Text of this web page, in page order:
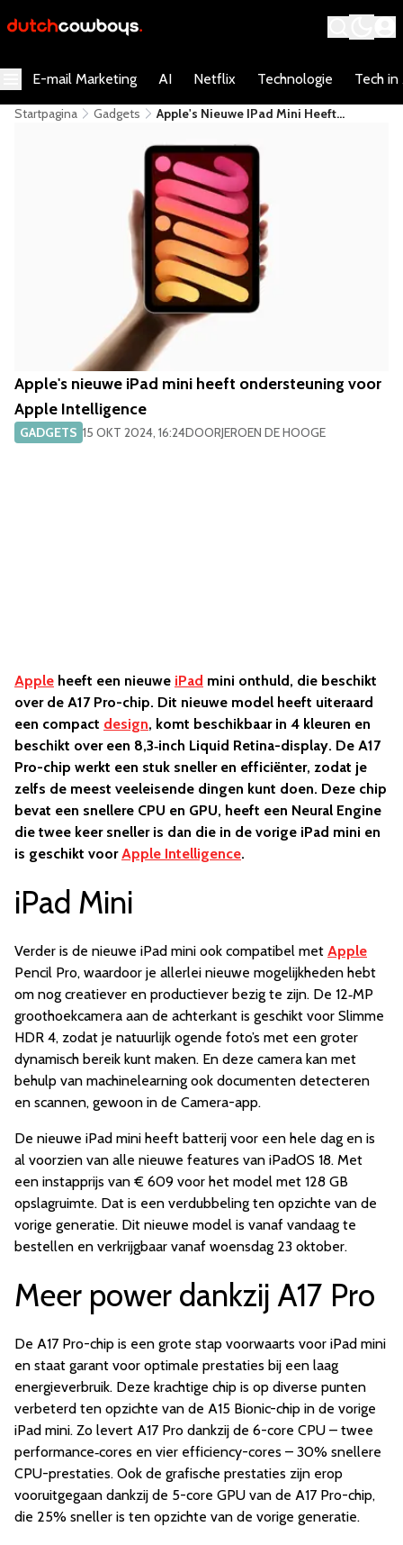
E-mail Marketing AI Netflix Technologie Tech in
Startpagina Gadgets
Apple's Nieuwe IPad Mini Heeft
Apple's nieuwe iPad mini heeft ondersteuning voor
Apple Intelligence
GADGETS 15 OKT 2024, 16:24DOORJEROEN DE HOOGE
Apple heeft een nieuwe iPad mini onthuld, die beschikt
over de A17 Pro-chip. Dit nieuwe model heeft uiteraard
een compact design, komt beschikbaar in 4 kleuren en
beschikt over een 8,3‑inch Liquid Retina-display. De A17
Pro-chip werkt een stuk sneller en efficiënter, zodat je
zelfs de meest veeleisende dingen kunt doen. Deze chip
bevat een snellere CPU en GPU, heeft een Neural Engine
die twee keer sneller is dan die in de vorige iPad mini en
is geschikt voorApple Intelligence.
iPad Mini
Verder is de nieuwe iPad mini ook compatibel met Apple
Pencil Pro, waardoor je allerlei nieuwe mogelijkheden hebt
om nog creatiever en productiever bezig te zijn. De 12‑MP
groothoekcamera aan de achterkant is geschikt voor Slimme
HDR 4, zodat je natuurlijk ogende foto’s met een groter
dynamisch bereik kunt maken. En deze camera kan met
behulp van machinelearning ook documenten detecteren
en scannen, gewoon in de Camera-app.
De nieuwe iPad mini heeft batterij voor een hele dag en is
al voorzien van alle nieuwe features van iPadOS 18. Met
een instapprijs van € 609 voor het model met 128 GB
opslagruimte. Dat is een verdubbeling ten opzichte van de
vorige generatie. Dit nieuwe model is vanaf vandaag te
bestellen en verkrijgbaar vanaf woensdag 23 oktober.
Meer power dankzij A17 Pro
De A17 Pro-chip is een grote stap voorwaarts voor iPad mini
en staat garant voor optimale prestaties bij een laag
energieverbruik. Deze krachtige chip is op diverse punten
verbeterd ten opzichte van de A15 Bionic-chip in de vorige
iPad mini. Zo levert A17 Pro dankzij de 6-core CPU – twee
performance‑cores en vier efficiency-cores – 30% snellere
CPU-prestaties. Ook de grafische prestaties zijn erop
vooruitgegaan dankzij de 5-core GPU van de A17 Pro-chip,
die 25% sneller is ten opzichte van de vorige generatie.